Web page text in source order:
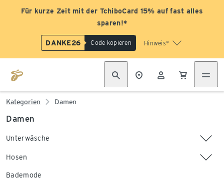
Für kurze Zeit mit der TchiboCard 15% auf fast alles
sparen!*
DANKE26 Code kopieren Hinweis*
Kategorien Damen
Damen
Unterwäsche
Hosen
Bademode